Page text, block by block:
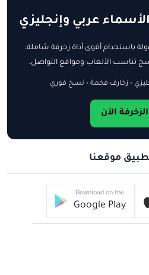
عربي وإنجليزي
أقوى أداة زخرفة شاملة،
تناسب الألعاب ومواقع التواصل.
• زخارف فخمة • نسخ فوري
الزخرفة الآن
موقعنا
Download on the
Google Play